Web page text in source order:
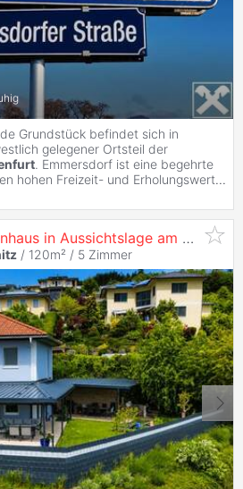
Grundstück befindet sich in
gelegener Ortsteil der
. Emmersdorf ist eine begehrte
hohen Freizeit- und Erholungswert...
Exklusives Einfamilienhaus in Aussichtslage am Sonnenhang von Emmersdorf
/ 120m² / 5 Zimmer